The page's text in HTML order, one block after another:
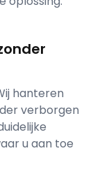
hanteren
verborgen
u aan toe